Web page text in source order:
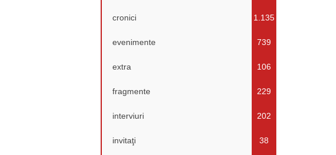
cronici 1.135
evenimente 739
extra 106
fragmente 229
interviuri 202
invitaţi 38